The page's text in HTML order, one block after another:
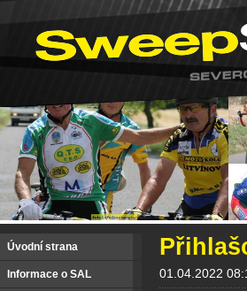
Úvodní strana
Informace o SAL 01.04.2022